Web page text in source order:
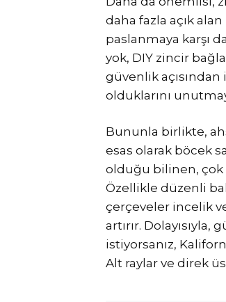
daha fazla açık
paslanmaya karşı
yok, DIY zincir
güvenlik
olduklarını
Bununla birlikte,
esas olarak böcek
olduğu bilinen, çok
Özellikle düzenli
çerçeveler incelik
artırır. Dolayısıyla,
istiyorsanız,
Alt raylar ve direk